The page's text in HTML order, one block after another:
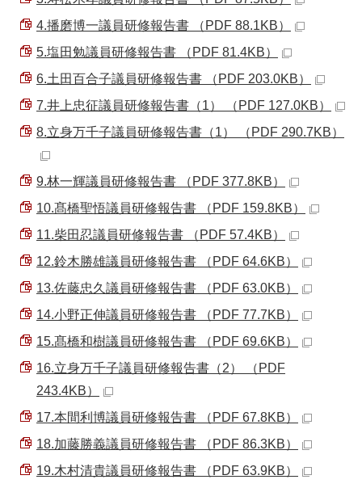
4.播磨博一議員研修報告書 （PDF 88.1KB）
5.塩田勉議員研修報告書 （PDF 81.4KB）
6.土田百合子議員研修報告書 （PDF 203.0KB）
7.井上忠征議員研修報告書（1） （PDF 127.0KB）
8.立身万千子議員研修報告書（1） （PDF 290.7KB）
9.林一輝議員研修報告書 （PDF 377.8KB）
10.髙橋聖悟議員研修報告書 （PDF 159.8KB）
11.柴田忍議員研修報告書 （PDF 57.4KB）
12.鈴木勝雄議員研修報告書 （PDF 64.6KB）
13.佐藤忠久議員研修報告書 （PDF 63.0KB）
14.小野正伸議員研修報告書 （PDF 77.7KB）
15.髙橋和樹議員研修報告書 （PDF 69.6KB）
16.立身万千子議員研修報告書（2） （PDF
243.4KB）
17.本間利博議員研修報告書 （PDF 67.8KB）
18.加藤勝義議員研修報告書 （PDF 86.3KB）
19.木村清貴議員研修報告書 （PDF 63.9KB）